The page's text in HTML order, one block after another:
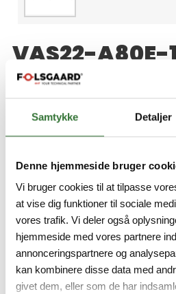
Samtykke Detaljer
Denne hjemmeside bruger
Vi bruger cookies til at tilpasse
at vise dig funktioner til sociale
vores trafik. Vi deler også
hjemmeside med vores partnere
annonceringspartnere og
kan kombinere disse data med
givet dem, eller som de har
VAS22-A80E-
Product number:
Valve connector A type,
material: PUR, Sheath color:
chain use, Resistant to weld
retardant, Free from halogen,
LABS, Cable length 10 m
Mindste ordreantal: 1